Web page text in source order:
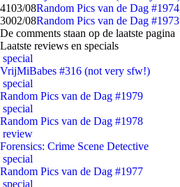
4103/08Random Pics van de Dag #1974
3002/08Random Pics van de Dag #1973
De comments staan op de laatste pagina
Laatste reviews en specials
special
VrijMiBabes #316 (not very sfw!)
special
Random Pics van de Dag #1979
special
Random Pics van de Dag #1978
review
Forensics: Crime Scene Detective
special
Random Pics van de Dag #1977
special